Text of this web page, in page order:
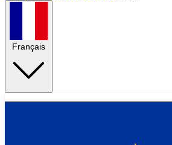
Français